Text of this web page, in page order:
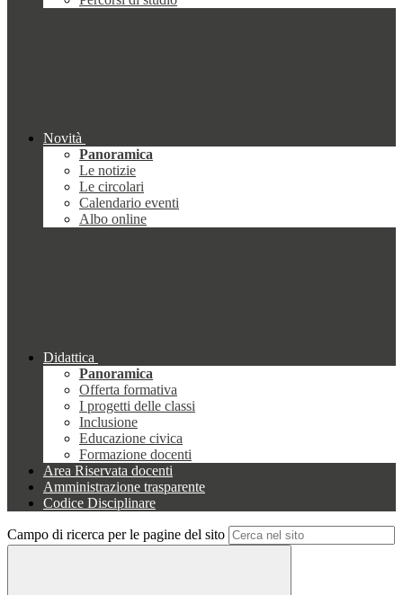
Novità
Panoramica
Le notizie
Le circolari
Calendario eventi
Albo online
Didattica
Panoramica
Offerta formativa
I progetti delle classi
Inclusione
Educazione civica
Formazione docenti
Area Riservata docenti
Amministrazione trasparente
Codice Disciplinare
Campo di ricerca per le pagine del sito